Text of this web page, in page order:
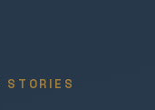
STORIES